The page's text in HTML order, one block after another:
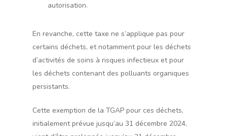
autorisation.
En revanche, cette taxe ne s’applique pas pour
certains déchets, et notamment pour les déchets
d’activités de soins à risques infectieux et pour
les déchets contenant des polluants organiques
persistants.
Cette exemption de la TGAP pour ces déchets,
initialement prévue jusqu’au 31 décembre 2024,